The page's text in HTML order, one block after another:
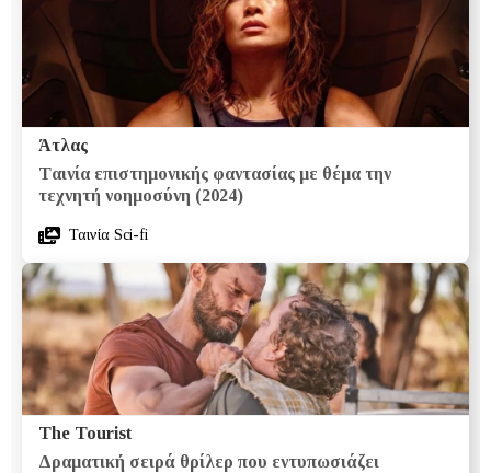
Άτλας
Tαινία επιστημονικής φαντασίας με θέμα την
τεχνητή νοημοσύνη (2024)
Ταινία Sci-fi
The Tourist
Δραματική σειρά θρίλερ που εντυπωσιάζει